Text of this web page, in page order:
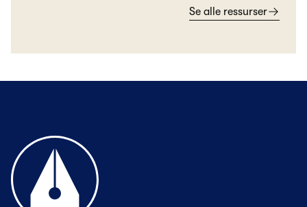
Se alle ressurser
Til forsiden